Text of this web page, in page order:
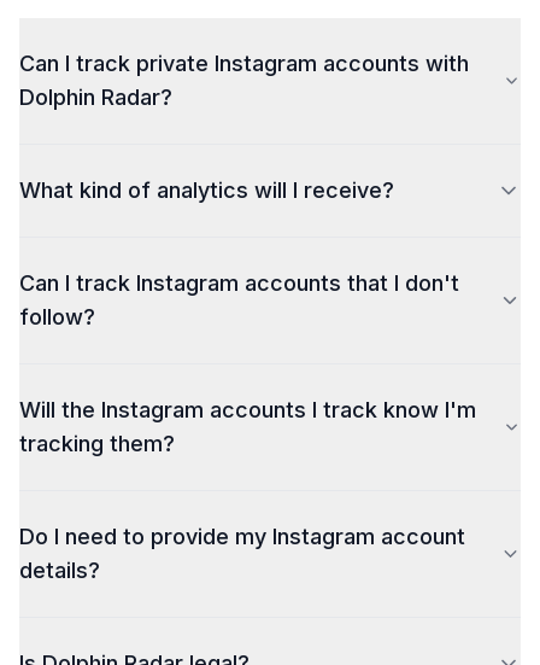
Can I track private Instagram accounts with
Dolphin Radar?
What kind of analytics will I receive?
Can I track Instagram accounts that I don't
follow?
Will the Instagram accounts I track know I'm
tracking them?
Do I need to provide my Instagram account
details?